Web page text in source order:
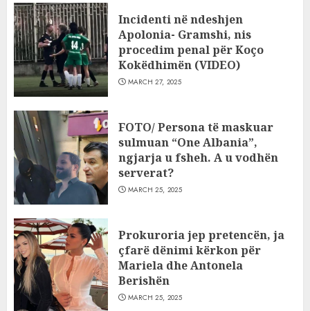
Incidenti në ndeshjen
Apolonia- Gramshi, nis
procedim penal për Koço
Kokëdhimën (VIDEO)
MARCH 27, 2025
FOTO/ Persona të maskuar
sulmuan “One Albania”,
ngjarja u fsheh. A u vodhën
serverat?
MARCH 25, 2025
Prokuroria jep pretencën, ja
çfarë dënimi kërkon për
Mariela dhe Antonela
Berishën
MARCH 25, 2025